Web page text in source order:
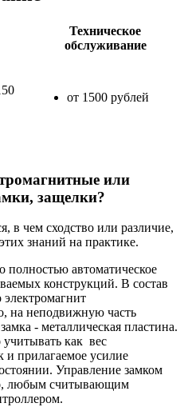
Техническое
обслуживание
от 1500 рублей
или
защелки?
в чем сходство или различие,
знаний на практике.
полностью автоматическое
конструкций. В состав
электромагнит
на неподвижную часть
- металлическая пластина.
как вес
и прилагаемое усилие
Управление замком
любым считывающим